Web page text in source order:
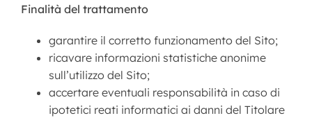
Finalità del trattamento
garantire il corretto funzionamento del Sito;
ricavare informazioni statistiche anonime
sull’utilizzo del Sito;
accertare eventuali responsabilità in caso di
ipotetici reati informatici ai danni del Titolare